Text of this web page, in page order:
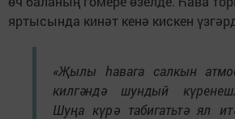
яртысында кинәт кенә кискен
«Җылы һавага салкын
килгәндә шундый
Шуңа күрә табигатьтә ял